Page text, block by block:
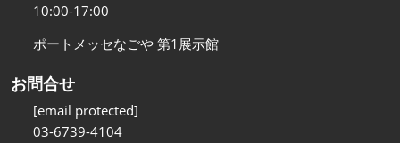
10:00-17:00
ポートメッセなごや 第1展示館
お問合せ
[email protected]
03-6739-4104